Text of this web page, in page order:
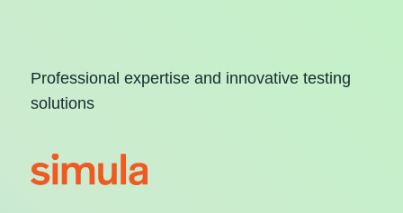
Professional expertise and innovative testing
solutions